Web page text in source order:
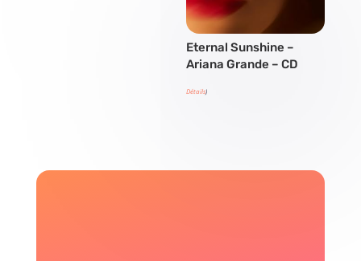
Eternal Sunshine –
Ariana Grande – CD
Détails)